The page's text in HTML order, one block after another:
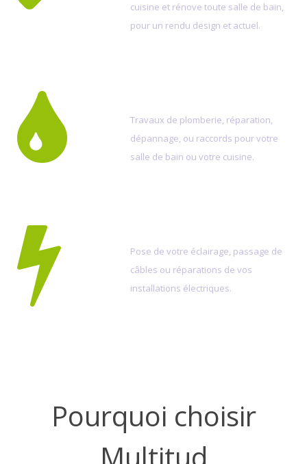
cuisine et rénove toute salle de bain,
pour un rendu design et actuel.
Travaux de plomberie, réparation,
dépannage, ou raccords pour votre
salle de bain ou votre cuisine.
Pose de votre éclairage, passage de
câbles ou réparations de vos
installations électriques.
Pourquoi choisir